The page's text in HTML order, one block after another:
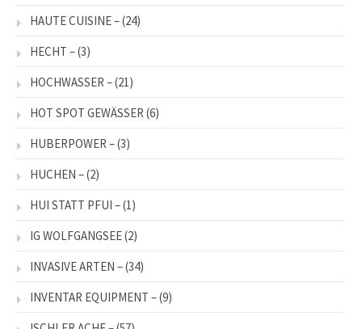
HAUTE CUISINE –(24)
HECHT –(3)
HOCHWASSER –(21)
HOT SPOT GEWÄSSER (6)
HUBERPOWER –(3)
HUCHEN –(2)
HUI STATT PFUI –(1)
IG WOLFGANGSEE(2)
INVASIVE ARTEN –(34)
INVENTAR EQUIPMENT –(9)